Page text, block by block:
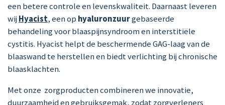
een betere controle en levenskwaliteit. Daarnaast leveren
wijHyacist,een op hyaluronzuurgebaseerde
behandeling voor blaaspijnsyndroom en interstitiële
cystitis. Hyacist helpt de beschermende GAG-laag van de
blaaswand te herstellen en biedt verlichting bij chronische
blaasklachten.
Met onze zorgproducten combineren we innovatie,
duurzaamheid en gebruiksgemak, zodat zorgverleners